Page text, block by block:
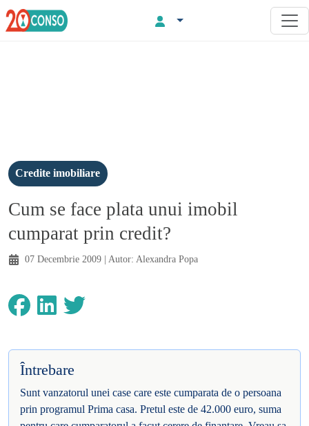
Credite imobiliare
Cum se face plata unui imobil
cumparat prin credit?
07 Decembrie 2009 | Autor: Alexandra Popa
Întrebare
Sunt vanzatorul unei case care este cumparata de o persoana
prin programul Prima casa. Pretul este de 42.000 euro, suma